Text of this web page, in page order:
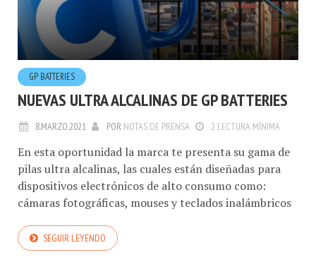
GP BATTERIES
NUEVAS ULTRA ALCALINAS DE GP BATTERIES
8.MARZO.2021 PORNOTAS DE PRENSA 2 LECTURA MÍNIMA
En esta oportunidad la marca te presenta su gama de
pilas ultra alcalinas, las cuales están diseñadas para
dispositivos electrónicos de alto consumo como:
cámaras fotográficas, mouses y teclados inalámbricos